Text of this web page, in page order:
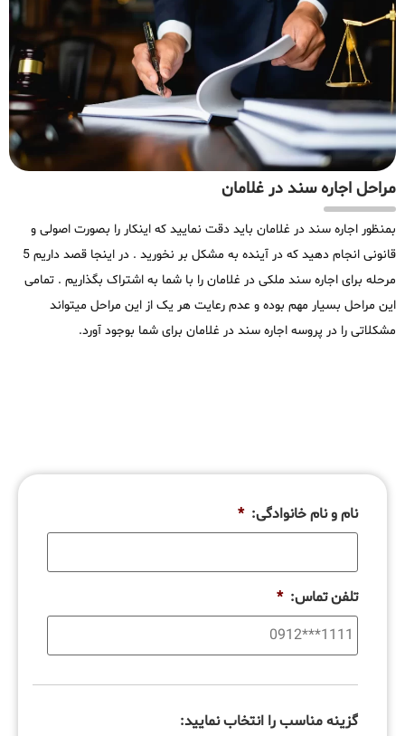
مراحل اجاره سند در غلامان
بمنظور اجاره سند در غلامان باید دقت نمایید که اینکار را بصورت اصولی و
قانونی انجام دهید که در آینده به مشکل بر نخورید . در اینجا قصد داریم 5
مرحله برای اجاره سند ملکی در غلامان را با شما به اشتراک بگذاریم . تمامی
این مراحل بسیار مهم بوده و عدم رعایت هر یک از این مراحل میتواند
مشکلاتی را در پروسه اجاره سند در غلامان برای شما بوجود آورد.
نام و نام خانوادگی: *
تلفن تماس: *
گزینه مناسب را انتخاب نمایید: